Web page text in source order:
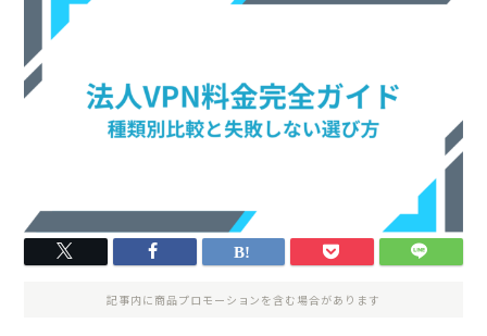
記事内に商品プロモーションを含む場合があります